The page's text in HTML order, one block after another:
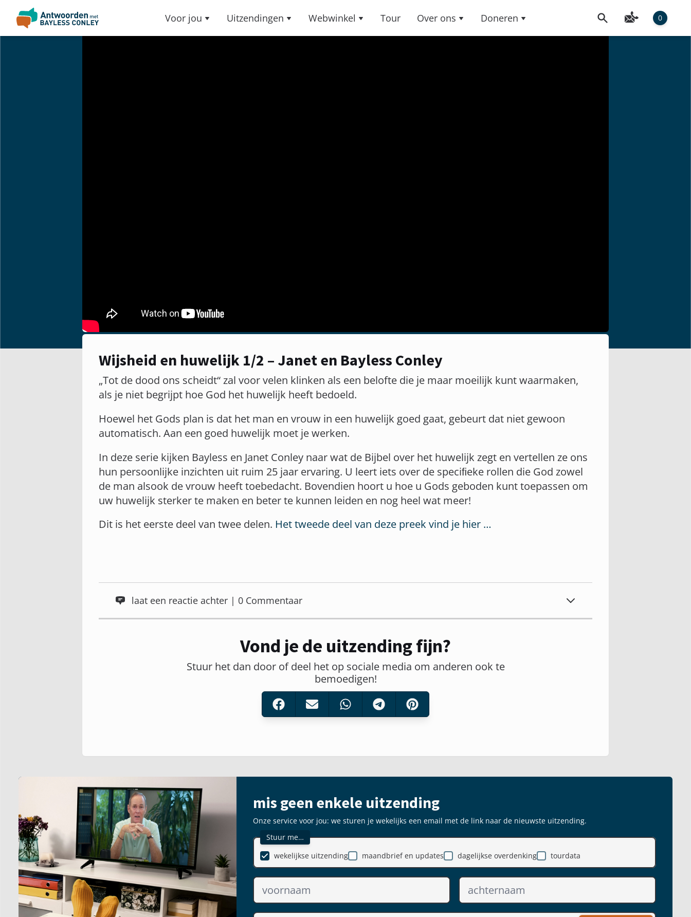
Voor jou Uitzendingen Webwinkel Tour Over ons Doneren 0
Wijsheid en huwelijk 1/2 – Janet en Bayless Conley
„Tot de dood ons scheidt“ zal voor velen klinken als een belofte die je maar moeilijk kunt waarmaken,
als je niet begrijpt hoe God het huwelijk heeft bedoeld.
Hoewel het Gods plan is dat het man en vrouw in een huwelijk goed gaat, gebeurt dat niet gewoon
automatisch. Aan een goed huwelijk moet je werken.
In deze serie kijken Bayless en Janet Conley naar wat de Bijbel over het huwelijk zegt en vertellen ze ons
hun persoonlijke inzichten uit ruim 25 jaar ervaring. U leert iets over de speciﬁeke rollen die God zowel
de man alsook de vrouw heeft toebedacht. Bovendien hoort u hoe u Gods geboden kunt toepassen om
uw huwelijk sterker te maken en beter te kunnen leiden en nog heel wat meer!
Dit is het eerste deel van twee delen. Het tweede deel van deze preek vind je hier …
laat een reactie achter | 0 Commentaar
Vond je de uitzending fijn?
Stuur het dan door of deel het op sociale media om anderen ook te
bemoedigen!
mis geen enkele uitzending
Onze service voor jou: we sturen je wekelijks een email met de link naar de nieuwste uitzending.
Stuur me…
maandbrief en updates
dagelijkse overdenking
wekelijkse uitzending tourdata